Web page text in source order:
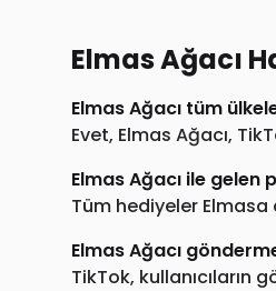
Elmas Ağacı
Elmas Ağacı tüm
Evet, Elmas Ağacı,
Elmas Ağacı ile gelen
Tüm hediyeler Elmasa
Elmas Ağacı
TikTok, kullanıcıların